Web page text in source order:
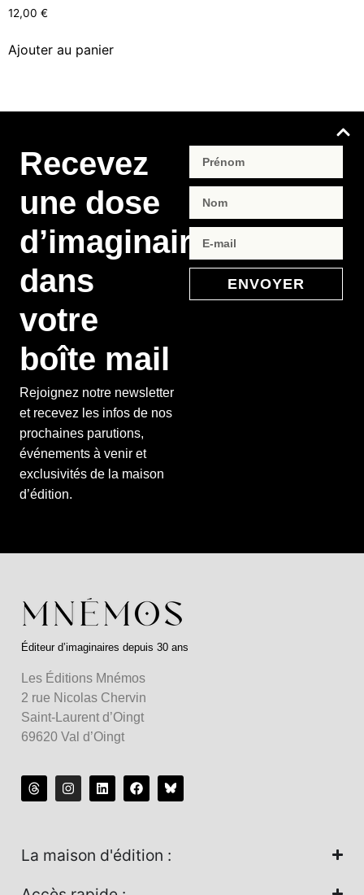
12,00 €
Ajouter au panier
Recevez
une dose
d’imaginaire
dans
votre
boîte mail
Rejoignez notre newsletter
et recevez les infos de nos
prochaines parutions,
événements à venir et
exclusivités de la maison
d’édition.
ENVOYER
Éditeur d’imaginaires depuis 30 ans
Les Éditions Mnémos
2 rue Nicolas Chervin
Saint-Laurent d’Oingt
69620 Val d’Oingt
La maison d'édition :